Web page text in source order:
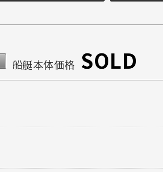
船艇本体価格 SOLD